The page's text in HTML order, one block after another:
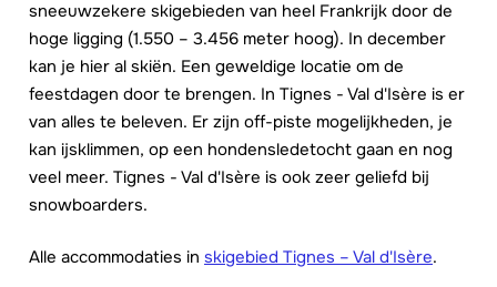
sneeuwzekere skigebieden van heel Frankrijk door de
hoge ligging (1.550 – 3.456 meter hoog). In december
kan je hier al skiën. Een geweldige locatie om de
feestdagen door te brengen. In Tignes - Val d'Isère is er
van alles te beleven. Er zijn off-piste mogelijkheden, je
kan ijsklimmen, op een hondensledetocht gaan en nog
veel meer. Tignes - Val d'Isère is ook zeer geliefd bij
snowboarders.
Alle accommodaties in skigebied Tignes – Val d'Isère.